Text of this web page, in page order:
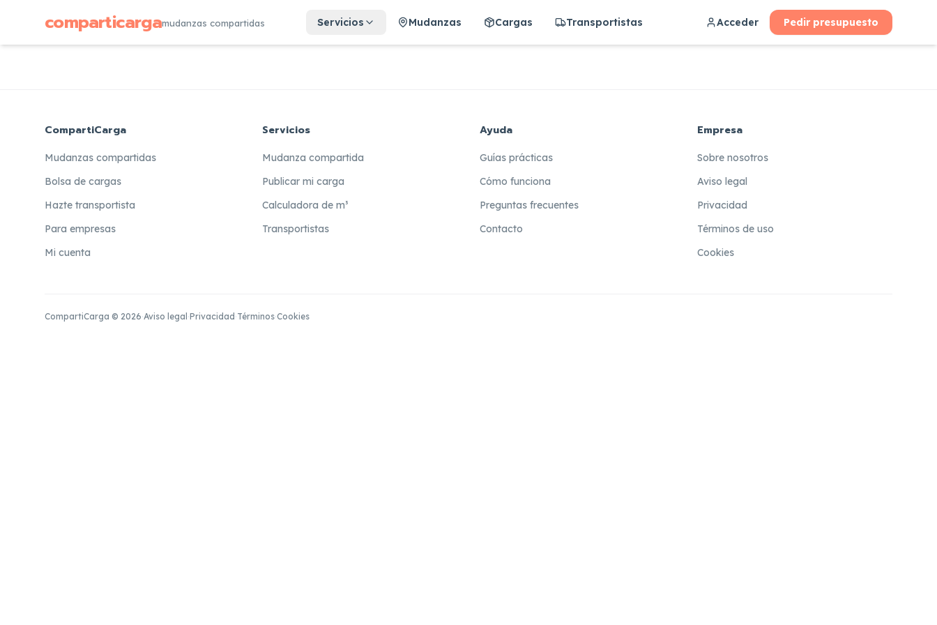
comparticargamudanzas compartidas Servicios Mudanzas Cargas Transportistas Acceder Pedir presupuesto
CompartiCarga
Mudanzas compartidas
Bolsa de cargas
Hazte transportista
Para empresas
Mi cuenta
Servicios
Mudanza compartida
Publicar mi carga
Calculadora de m³
Transportistas
Ayuda
Guías prácticas
Cómo funciona
Preguntas frecuentes
Contacto
Empresa
Sobre nosotros
Aviso legal
Privacidad
Términos de uso
Cookies
CompartiCarga © 2026·Aviso legal ·Privacidad ·Términos·Cookies